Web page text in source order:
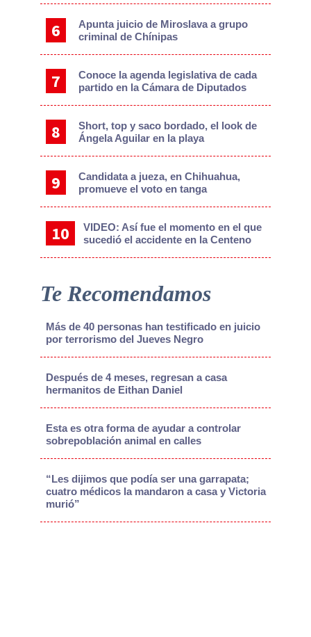
Apunta juicio de Miroslava a grupo
criminal de Chínipas
Conoce la agenda legislativa de cada
partido en la Cámara de Diputados
Short, top y saco bordado, el look de
Ángela Aguilar en la playa
Candidata a jueza, en Chihuahua,
promueve el voto en tanga
VIDEO: Así fue el momento en el que
sucedió el accidente en la Centeno
Te Recomendamos
Más de 40 personas han testificado en juicio
por terrorismo del Jueves Negro
Después de 4 meses, regresan a casa
hermanitos de Eithan Daniel
Esta es otra forma de ayudar a controlar
sobrepoblación animal en calles
“Les dijimos que podía ser una garrapata;
cuatro médicos la mandaron a casa y Victoria
murió”